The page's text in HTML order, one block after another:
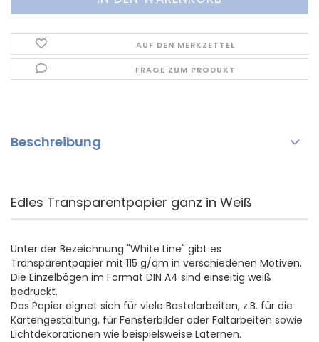
AUF DEN MERKZETTEL
FRAGE ZUM PRODUKT
Beschreibung
Edles Transparentpapier ganz in Weiß
Unter der Bezeichnung "White Line" gibt es
Transparentpapier mit 115 g/qm in verschiedenen Motiven.
Die Einzelbögen im Format DIN A4 sind einseitig weiß
bedruckt.
Das Papier eignet sich für viele Bastelarbeiten, z.B. für die
Kartengestaltung, für Fensterbilder oder Faltarbeiten sowie
Lichtdekorationen wie beispielsweise Laternen.